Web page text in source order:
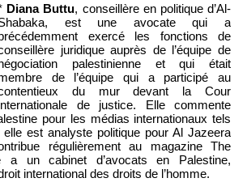
Diana Buttu, conseillère en politique d’Al-
est une avocate qui a
exercé les fonctions de
juridique auprès de l’équipe de
palestinienne et qui était
de l’équipe qui a participé au
du mur devant la Cour
de justice. Elle commente
pour les médias internationaux tels
est analyste politique pour Al Jazeera
régulièrement au magazine The
a un cabinet d’avocats en Palestine,
international des droits de l’homme.